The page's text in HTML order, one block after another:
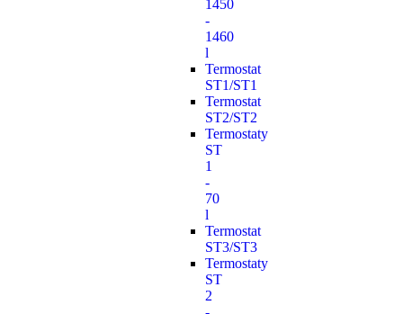
1450
-
1460
l
Termostat
ST1/ST1
Termostat
ST2/ST2
Termostaty
ST
1
-
70
l
Termostat
ST3/ST3
Termostaty
ST
2